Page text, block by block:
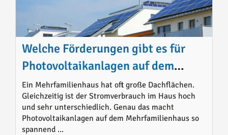
Welche Förderungen gibt es für
Photovoltaikanlagen auf dem
Mehrfamilienhaus 2026
Ein Mehrfamilienhaus hat oft große Dachflächen.
Gleichzeitig ist der Stromverbrauch im Haus hoch
und sehr unterschiedlich. Genau das macht
Photovoltaikanlagen auf dem Mehrfamilienhaus so
spannend ...